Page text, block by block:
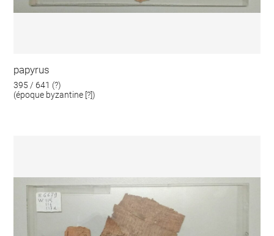
papyrus
395 / 641 (?)
(époque byzantine [?])